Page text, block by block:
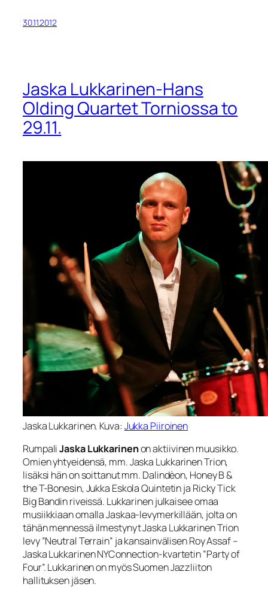
30.11.2012
Jaska Lukkarinen-Hans
Olding Quartet Torniossa to
29.11.
Jaska Lukkarinen. Kuva: Jukka Piiroinen
RumpaliJaska Lukkarinenon aktiivinen muusikko.
Omien yhtyeidensä, mm. Jaska Lukkarinen Trion,
lisäksi hän on soittanut mm. Dalindèon, Honey B &
the T-Bonesin, Jukka Eskola Quintetin ja Ricky Tick
Big Bandin riveissä. Lukkarinen julkaisee omaa
musiikkiaan omalla Jaskaa-levymerkillään, jolta on
tähän mennessä ilmestynyt Jaska Lukkarinen Trion
levy ”Neutral Terrain” ja kansainvälisen Roy Assaf –
Jaska Lukkarinen NYConnection-kvartetin ”Party of
Four”. Lukkarinen on myös Suomen Jazzliiton
hallituksen jäsen.